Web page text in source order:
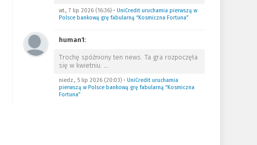
wt., 7 lip 2026 (16:36)• UniCredit uruchamia pierwszą w
Polsce bankową grę fabularną “Kosmiczna Fortuna”
human1:
Trochę spóźniony ten news. Ta gra rozpoczęła
się w kwietniu. …
niedz., 5 lip 2026 (20:03)• UniCredit uruchamia
pierwszą w Polsce bankową grę fabularną “Kosmiczna
Fortuna”